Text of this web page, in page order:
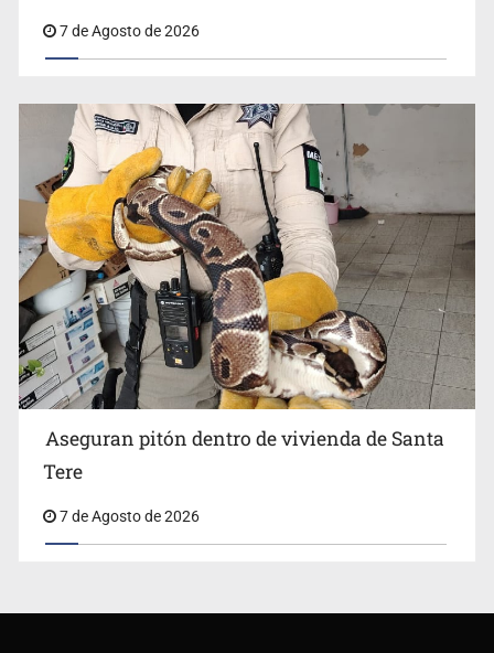
7 de Agosto de 2026
Aseguran pitón dentro de vivienda de Santa
Tere
7 de Agosto de 2026